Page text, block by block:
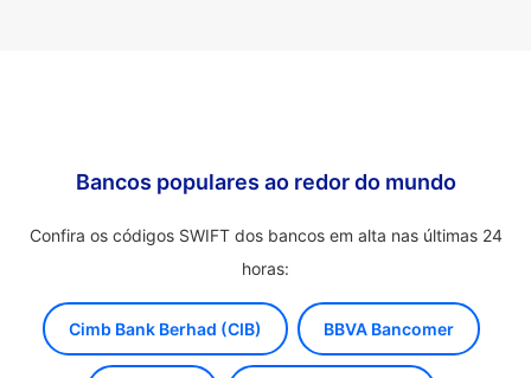
Bancos populares ao redor do mundo
Confira os códigos SWIFT dos bancos em alta nas últimas 24
horas:
Cimb Bank Berhad (CIB) BBVA Bancomer